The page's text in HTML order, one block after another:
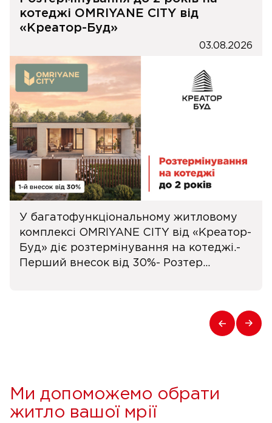
котеджі OMRIYANE CITY від
«Креатор-Буд»
03.08.2026
У багатофункціональному житловому
комплексі OMRIYANE CITY від «Креатор-
Буд» діє розтермінування на котеджі.-
Перший внесок від 30%- Розтер...
Ми допоможемо обрати
житло вашої мрії